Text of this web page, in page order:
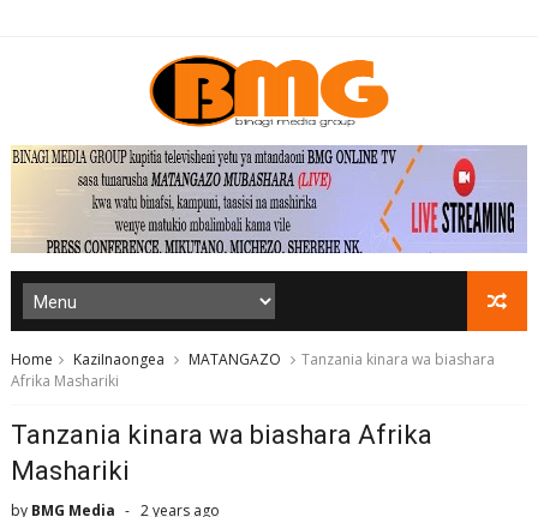
Home KaziInaongea MATANGAZO
Tanzania kinara wa biashara
Afrika Mashariki
Tanzania kinara wa biashara Afrika
Mashariki
by BMG Media 2 years ago